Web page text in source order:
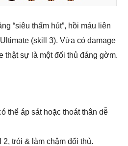
“siêu thấm hút”, hồi máu liên
(skill 3). Vừa có damage
thật sự là một đối thủ đáng gờm.
thể áp sát hoặc thoát thân dễ
trói & làm chậm đối thủ.